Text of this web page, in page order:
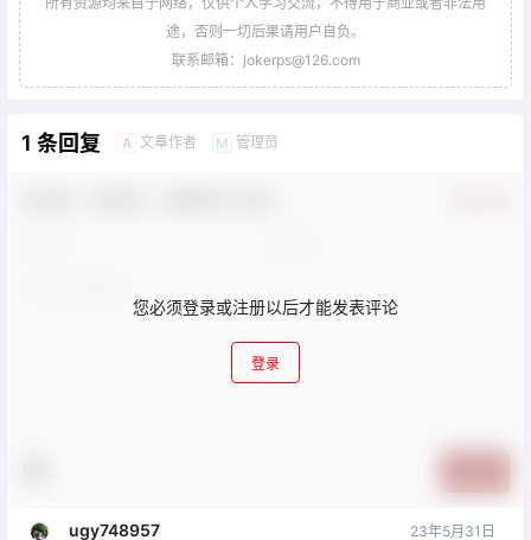
途，否则一切后果请用户自负。
联系邮箱：jokerps@126.com
1 条回复 A 文章作者 M 管理员
您必须登录或注册以后才能发表评论
登录
ugy748957 23年5月31日